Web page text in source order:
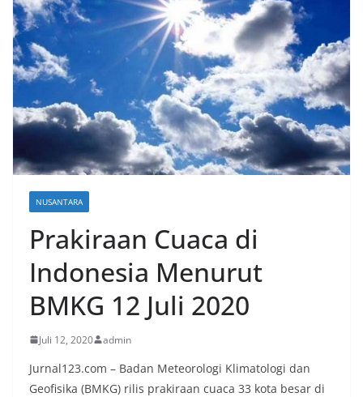
NUSANTARA
Prakiraan Cuaca di
Indonesia Menurut
BMKG 12 Juli 2020
Juli 12, 2020 admin
Jurnal123.com – Badan Meteorologi Klimatologi dan
Geofisika (BMKG) rilis prakiraan cuaca 33 kota besar di